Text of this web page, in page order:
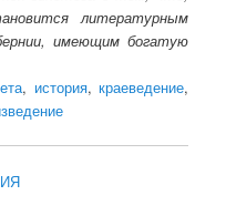
литературным
имеющим богатую
, история, краеведение,